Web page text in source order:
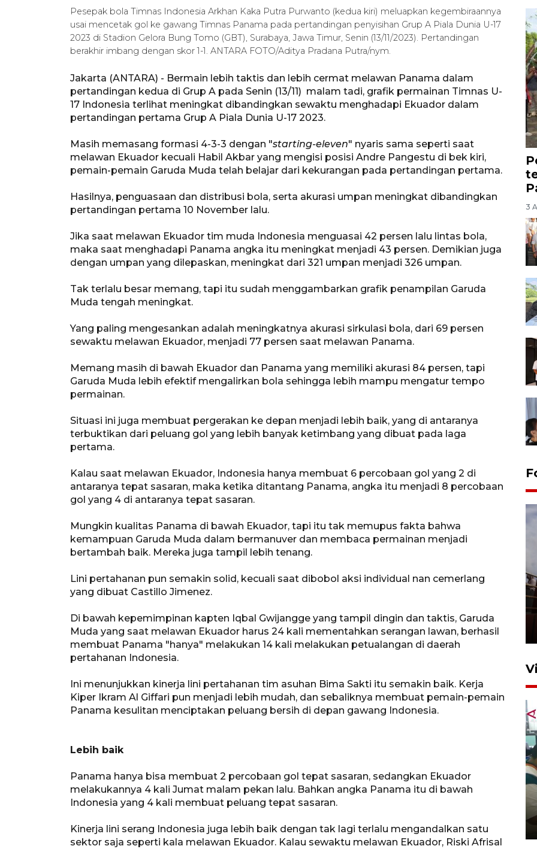
Pesepak bola Timnas Indonesia Arkhan Kaka Putra Purwanto (kedua kiri) meluapkan kegembiraannya
usai mencetak gol ke gawang Timnas Panama pada pertandingan penyisihan Grup A Piala Dunia U-17
2023 di Stadion Gelora Bung Tomo (GBT), Surabaya, Jawa Timur, Senin (13/11/2023). Pertandingan
berakhir imbang dengan skor 1-1. ANTARA FOTO/Aditya Pradana Putra/nym.
Jakarta (ANTARA) - Bermain lebih taktis dan lebih cermat melawan Panama dalam
pertandingan kedua di Grup A pada Senin (13/11) malam tadi, grafik permainan Timnas U-
17 Indonesia terlihat meningkat dibandingkan sewaktu menghadapi Ekuador dalam
pertandingan pertama Grup A Piala Dunia U-17 2023.
Masih memasang formasi 4-3-3 dengan "starting-eleven" nyaris sama seperti saat
melawan Ekuador kecuali Habil Akbar yang mengisi posisi Andre Pangestu di bek kiri,
pemain-pemain Garuda Muda telah belajar dari kekurangan pada pertandingan pertama.
Hasilnya, penguasaan dan distribusi bola, serta akurasi umpan meningkat dibandingkan
pertandingan pertama 10 November lalu.
Jika saat melawan Ekuador tim muda Indonesia menguasai 42 persen lalu lintas bola,
maka saat menghadapi Panama angka itu meningkat menjadi 43 persen. Demikian juga
dengan umpan yang dilepaskan, meningkat dari 321 umpan menjadi 326 umpan.
Tak terlalu besar memang, tapi itu sudah menggambarkan grafik penampilan Garuda
Muda tengah meningkat.
Yang paling mengesankan adalah meningkatnya akurasi sirkulasi bola, dari 69 persen
sewaktu melawan Ekuador, menjadi 77 persen saat melawan Panama.
Memang masih di bawah Ekuador dan Panama yang memiliki akurasi 84 persen, tapi
Garuda Muda lebih efektif mengalirkan bola sehingga lebih mampu mengatur tempo
permainan.
Situasi ini juga membuat pergerakan ke depan menjadi lebih baik, yang di antaranya
terbuktikan dari peluang gol yang lebih banyak ketimbang yang dibuat pada laga
pertama.
Kalau saat melawan Ekuador, Indonesia hanya membuat 6 percobaan gol yang 2 di
antaranya tepat sasaran, maka ketika ditantang Panama, angka itu menjadi 8 percobaan
gol yang 4 di antaranya tepat sasaran.
Mungkin kualitas Panama di bawah Ekuador, tapi itu tak memupus fakta bahwa
kemampuan Garuda Muda dalam bermanuver dan membaca permainan menjadi
bertambah baik. Mereka juga tampil lebih tenang.
Lini pertahanan pun semakin solid, kecuali saat dibobol aksi individual nan cemerlang
yang dibuat Castillo Jimenez.
Di bawah kepemimpinan kapten Iqbal Gwijangge yang tampil dingin dan taktis, Garuda
Muda yang saat melawan Ekuador harus 24 kali mementahkan serangan lawan, berhasil
membuat Panama "hanya" melakukan 14 kali melakukan petualangan di daerah
pertahanan Indonesia.
Ini menunjukkan kinerja lini pertahanan tim asuhan Bima Sakti itu semakin baik. Kerja
Kiper Ikram Al Giffari pun menjadi lebih mudah, dan sebaliknya membuat pemain-pemain
Panama kesulitan menciptakan peluang bersih di depan gawang Indonesia.
Lebih baik
Panama hanya bisa membuat 2 percobaan gol tepat sasaran, sedangkan Ekuador
melakukannya 4 kali Jumat malam pekan lalu. Bahkan angka Panama itu di bawah
Indonesia yang 4 kali membuat peluang tepat sasaran.
Kinerja lini serang Indonesia juga lebih baik dengan tak lagi terlalu mengandalkan satu
sektor saja seperti kala melawan Ekuador. Kalau sewaktu melawan Ekuador, Riski Afrisal
3
Pasar Higienis
5 Mei 2026 05:32
Ambon ajak semua pihak buka
ruang pada anak di lembaga
pembinaan
23 Juli 2026 14:28